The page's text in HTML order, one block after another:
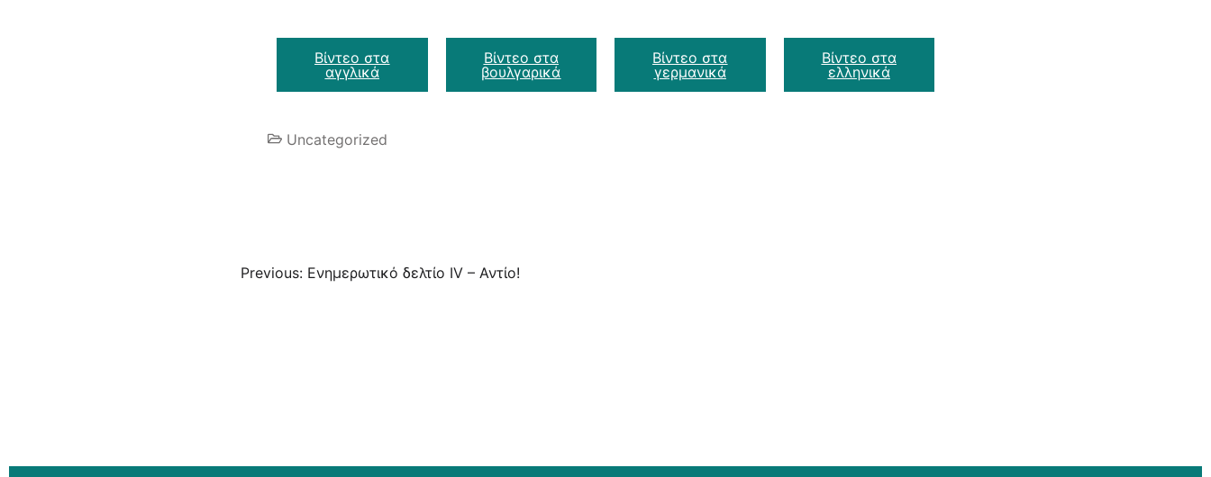
Βίντεο στα
αγγλικά
Βίντεο στα
βουλγαρικά
Βίντεο στα
γερμανικά
Βίντεο στα
ελληνικά
Uncategorized
Previous: Ενημερωτικό δελτίο IV – Αντίο!